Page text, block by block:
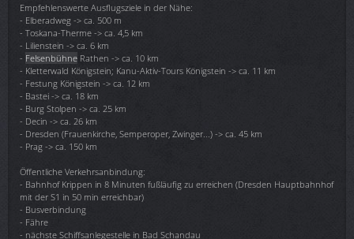
Empfehlenswerte Ausflugsziele in der Nähe:
- Elberadweg -> ca. 500 m
- Toskana-Therme -> ca. 4,5 km
- Lilienstein -> ca. 6 km
- Felsenbühne Rathen -> ca. 10 km
- Kletterwald Königstein; Kanu-Aktiv-Tours Königstein -> ca. 11 km
- Festung Königstein -> ca. 12 km
- Bastei -> ca. 18 km
- Burg Stolpen -> ca. 25 km
- Decin -> ca. 26 km
- Dresden (Frauenkirche, Semperoper, Zwinger...) -> ca. 45 km
- Prag -> ca. 150 km
Öffentliche Verkehrsanbindung:
- Bahnhof Krippen in 8 Minuten fußläufig zu erreichen (Dresden Hauptbahnhof
mit der S1 in 50 min erreichbar)
- Busverbindung
- Fähre
- nächste Schiffsanlegestelle in Bad Schandau